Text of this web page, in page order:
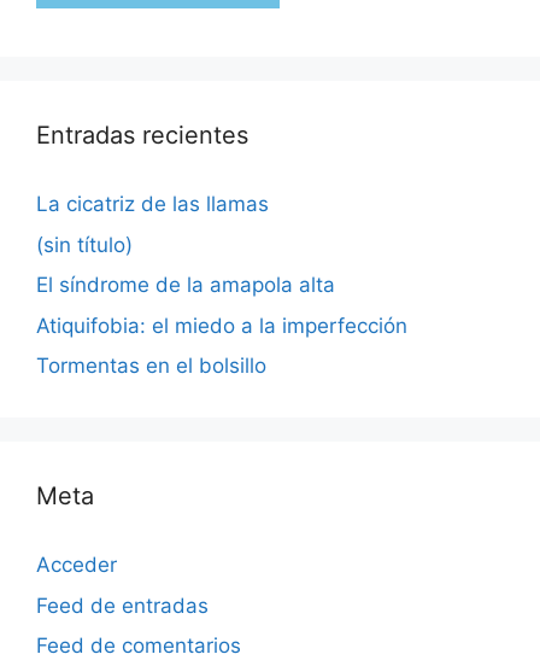
Entradas recientes
La cicatriz de las llamas
(sin título)
El síndrome de la amapola alta
Atiquifobia: el miedo a la imperfección
Tormentas en el bolsillo
Meta
Acceder
Feed de entradas
Feed de comentarios